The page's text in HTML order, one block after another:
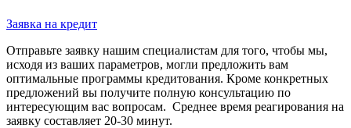
Заявка на кредит
Отправьте заявку нашим специалистам для того, чтобы мы,
исходя из ваших параметров, могли предложить вам
оптимальные программы кредитования. Кроме конкретных
предложений вы получите полную консультацию по
интересующим вас вопросам. Среднее время реагирования на
заявку составляет 20-30 минут.